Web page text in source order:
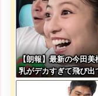
【朗報】最新の今田美
乳がデカすぎて飛び出